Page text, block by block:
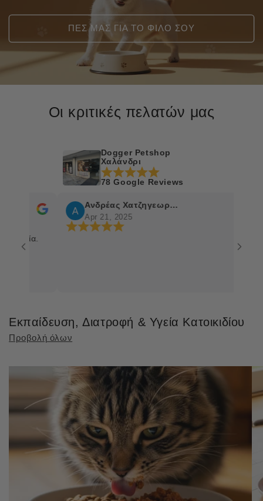
ΠΕΣ ΜΑΣ ΓΙΑ ΤΟ ΦΙΛΟ ΣΟΥ
Οι κριτικές πελατών μας
Dogger Petshop
Χαλάνδρι
78 Google Reviews
Ανδρέας Χατζηγεωργίου
Apr 21, 2025
Εκπαίδευση, Διατροφή & Υγεία Κατοικιδίου
Προβολή όλων